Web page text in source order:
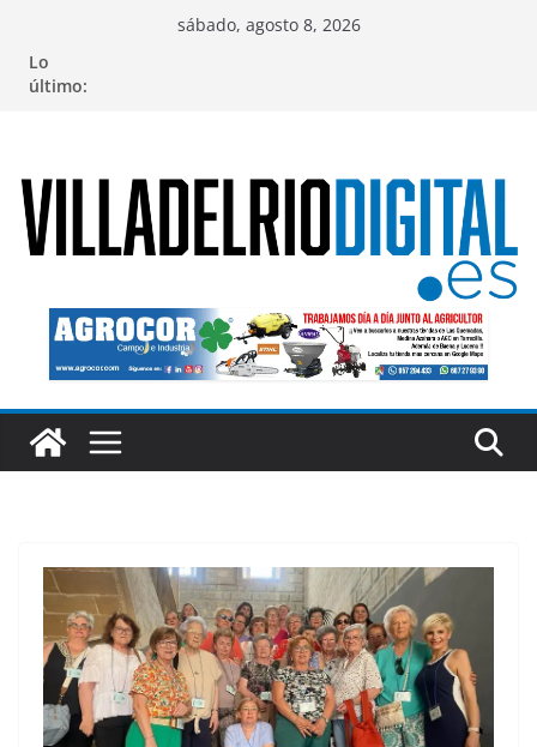
contenido
sábado, agosto 8, 2026
Lo
último: